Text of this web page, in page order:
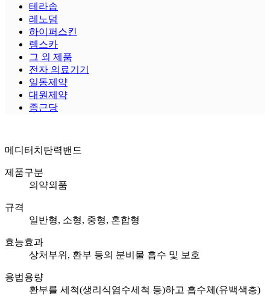
테라솝
레노덤
하이퍼스킨
렘스카
그 외 제품
전자 의료기기
일동제약
대원제약
종근당
메디터치탄력밴드
제품구분
의약외품
규격
일반형, 소형, 중형, 혼합형
효능효과
상처부위, 환부 등의 분비물 흡수 및 보호
용법용량
환부를 세척(생리식염수세척 등)하고 흡수체(유백색층)